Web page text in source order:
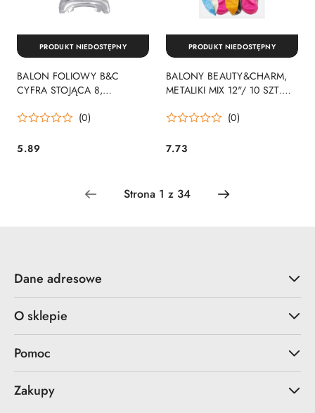
BALON FOLIOWY B&C
CYFRA STOJĄCA 8,
(0)
Cena:
5.89
PRODUKT NIEDOSTĘPNY
BALONY BEAUTY&CHARM,
METALIKI MIX 12"/ 10 SZT.
(0)
Cena:
7.73
PRODUKT NIEDOSTĘPNY
Dane adresowe
O sklepie
Pomoc
Zakupy